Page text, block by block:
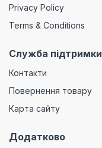
Privacy Policy
Terms & Conditions
Служба підтримки
Контакти
Повернення товару
Карта сайту
Додатково